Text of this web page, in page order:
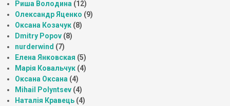
Риша Володина (12)
Олександр Яценко (9)
Оксана Козачук (8)
Dmitry Popov (8)
nurderwind (7)
Елена Янковская (5)
Марія Ковальчук (4)
Оксана Оксана (4)
Mihail Polyntsev (4)
Наталія Кравець (4)